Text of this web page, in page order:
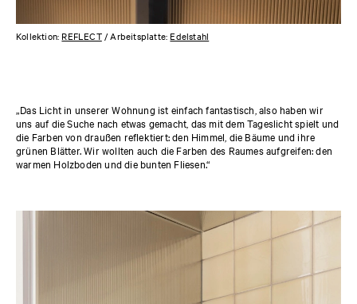
Kollektion: REFLECT/ Arbeitsplatte: Edelstahl
„Das Licht in unserer Wohnung ist einfach fantastisch, also haben wir
uns auf die Suche nach etwas gemacht, das mit dem Tageslicht spielt und
die Farben von draußen reflektiert: den Himmel, die Bäume und ihre
grünen Blätter. Wir wollten auch die Farben des Raumes aufgreifen: den
warmen Holzboden und die bunten Fliesen.“